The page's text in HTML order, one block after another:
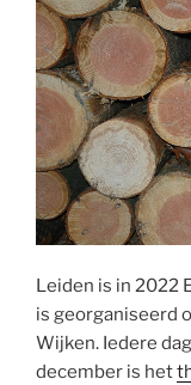
Leiden is in 2022
is georganiseerd
Wijken. Iedere
december is het